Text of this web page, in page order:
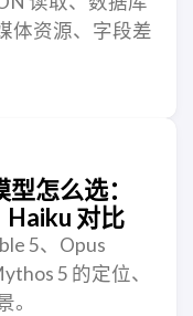
体资源、字段差
怎么选：
对比
5、Opus
5 的定位、
。